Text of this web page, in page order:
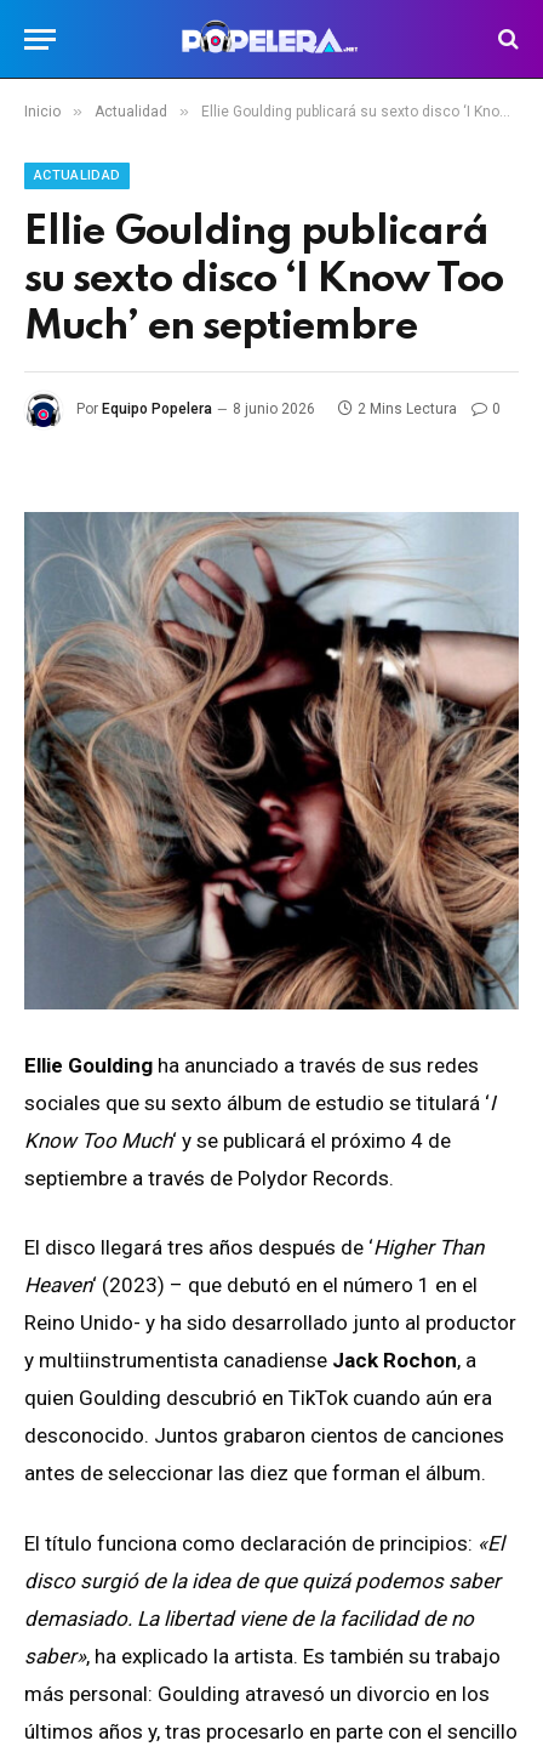
Inicio » Actualidad » Ellie Goulding publicará su sexto disco ‘I Know Too Much’ en septiembre
ACTUALIDAD
Ellie Goulding publicará
su sexto disco ‘I Know Too
Much’ en septiembre
Por Equipo Popelera 8 junio 2026 2 Mins Lectura 0
Ellie Goulding ha anunciado a través de sus redes
sociales que su sexto álbum de estudio se titulará ‘I
Know Too Much‘ y se publicará el próximo 4 de
septiembre a través de Polydor Records.
El disco llegará tres años después de ‘Higher Than
Heaven‘ (2023) – que debutó en el número 1 en el
Reino Unido- y ha sido desarrollado junto al productor
y multiinstrumentista canadiense Jack Rochon, a
quien Goulding descubrió en TikTok cuando aún era
desconocido. Juntos grabaron cientos de canciones
antes de seleccionar las diez que forman el álbum.
El título funciona como declaración de principios: «El
disco surgió de la idea de que quizá podemos saber
demasiado. La libertad viene de la facilidad de no
saber», ha explicado la artista. Es también su trabajo
más personal: Goulding atravesó un divorcio en los
últimos años y, tras procesarlo en parte con el sencillo